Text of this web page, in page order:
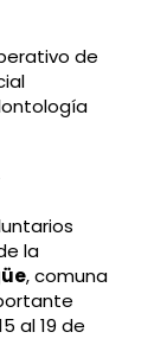
de
la
, comuna
al 19 de